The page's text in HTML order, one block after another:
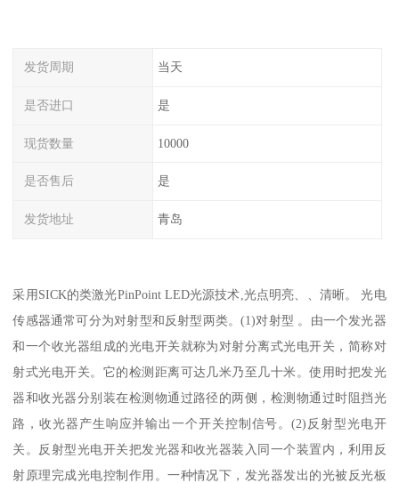
发货周期 当天
是否进口 是
现货数量 10000
是否售后 是
发货地址 青岛
采用SICK的类激光PinPoint LED光源技术,光点明亮、、清晰。 光电
传感器通常可分为对射型和反射型两类。(1)对射型 。由一个发光器
和一个收光器组成的光电开关就称为对射分离式光电开关，简称对
射式光电开关。它的检测距离可达几米乃至几十米。使用时把发光
器和收光器分别装在检测物通过路径的两侧，检测物通过时阻挡光
路，收光器产生响应并输出一个开关控制信号。(2)反射型光电开
关。反射型光电开关把发光器和收光器装入同一个装置内，利用反
射原理完成光电控制作用。一种情况下，发光器发出的光被反光板